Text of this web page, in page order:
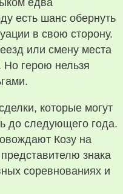
едва
есть шанс обернуть
в свою сторону.
или смену места
Но герою нельзя
которые могут
до следующего года.
Козу на
знака
соревнованиях и